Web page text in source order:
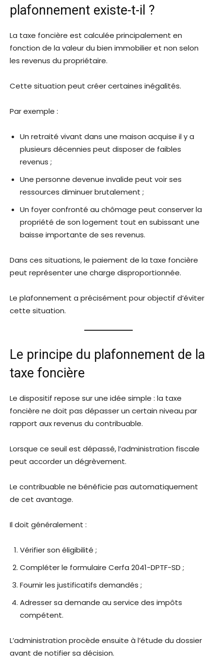
plafonnement existe-t-il ?
La taxe foncière est calculée principalement en
fonction de la valeur du bien immobilier et non selon
les revenus du propriétaire.
Cette situation peut créer certaines inégalités.
Par exemple :
Un retraité vivant dans une maison acquise il y a
plusieurs décennies peut disposer de faibles
revenus ;
Une personne devenue invalide peut voir ses
ressources diminuer brutalement ;
Un foyer confronté au chômage peut conserver la
propriété de son logement tout en subissant une
baisse importante de ses revenus.
Dans ces situations, le paiement de la taxe foncière
peut représenter une charge disproportionnée.
Le plafonnement a précisément pour objectif d’éviter
cette situation.
Le principe du plafonnement de la
taxe foncière
Le dispositif repose sur une idée simple : la taxe
foncière ne doit pas dépasser un certain niveau par
rapport aux revenus du contribuable.
Lorsque ce seuil est dépassé, l’administration fiscale
peut accorder un dégrèvement.
Le contribuable ne bénéficie pas automatiquement
de cet avantage.
Il doit généralement :
Vérifier son éligibilité ;
Compléter le formulaire Cerfa 2041-DPTF-SD ;
Fournir les justificatifs demandés ;
Adresser sa demande au service des impôts
compétent.
L’administration procède ensuite à l’étude du dossier
avant de notifier sa décision.